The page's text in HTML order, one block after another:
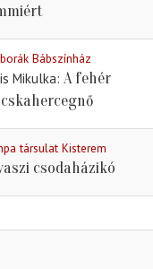
Bábszínház
Mikulka A fehér
társulat Kisterem
csodaházikó